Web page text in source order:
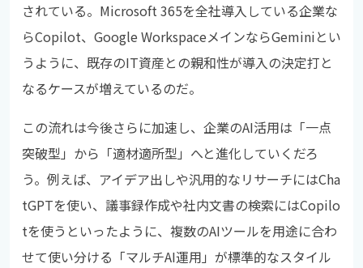
されている。Microsoft 365を全社導入している企業な
らCopilot、Google WorkspaceメインならGeminiとい
うように、既存のIT資産との親和性が導入の決定打と
なるケースが増えているのだ。
この流れは今後さらに加速し、企業のAI活用は「一点
突破型」から「適材適所型」へと進化していくだろ
う。例えば、アイデア出しや汎用的なリサーチにはCha
tGPTを使い、議事録作成や社内文書の検索にはCopilo
tを使うといったように、複数のAIツールを用途に合わ
せて使い分ける「マルチAI運用」が標準的なスタイル